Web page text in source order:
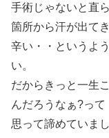
手術じゃないと直
箇所から汗が出て
辛い・・というよ
い。
だからきっと一生
んだろうなぁ?って
思って諦めていまし